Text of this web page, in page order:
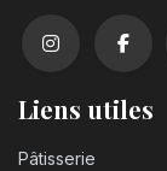
Liens utiles
Pâtisserie